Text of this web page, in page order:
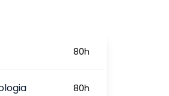
80h
80h